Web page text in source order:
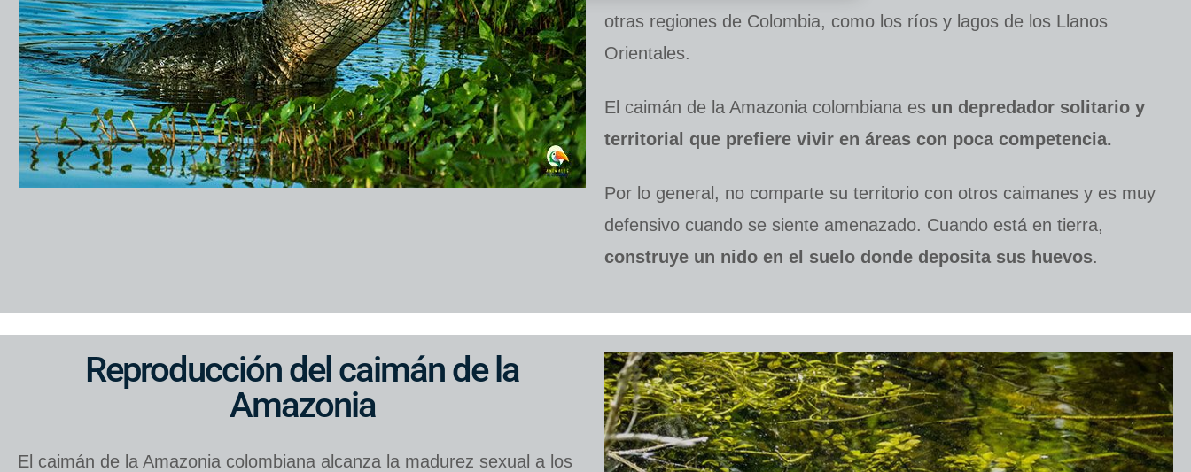
otras regiones de Colombia, como los ríos y lagos de los Llanos
Orientales.
El caimán de la Amazonia colombiana es un depredador solitario y
territorial que prefiere vivir en áreas con poca competencia.
Por lo general, no comparte su territorio con otros caimanes y es muy
defensivo cuando se siente amenazado. Cuando está en tierra,
construye un nido en el suelo donde deposita sus huevos.
Reproducción del caimán de la
Amazonia
El caimán de la Amazonia colombiana alcanza la madurez sexual a los